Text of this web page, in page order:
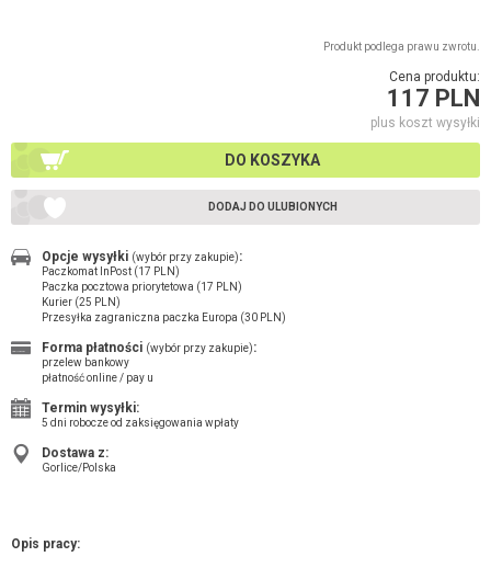
Produkt podlega prawu zwrotu.
Cena produktu:
117 PLN
plus koszt wysyłki
DO KOSZYKA
DODAJ DO ULUBIONYCH
Opcje wysyłki (wybór przy zakupie):
Paczkomat InPost (17 PLN)
Paczka pocztowa priorytetowa (17 PLN)
Kurier (25 PLN)
Przesyłka zagraniczna paczka Europa (30 PLN)
Forma płatności (wybór przy zakupie):
przelew bankowy
płatność online / pay u
Termin wysyłki:
5 dni robocze od zaksięgowania wpłaty
Dostawa z:
Gorlice/Polska
Opis pracy: